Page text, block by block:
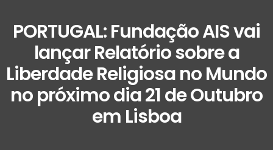
PORTUGAL: Fundação AIS vai
lançar Relatório sobre a
Liberdade Religiosa no Mundo
no próximo dia 21 de Outubro
em Lisboa